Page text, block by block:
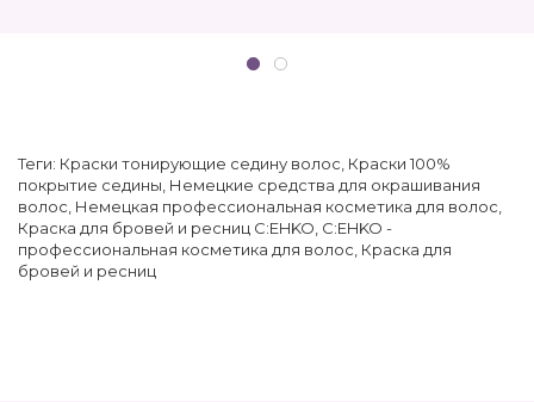
Теги: Краски тонирующие седину волос Краски 100%
покрытие седины Немецкие средства для окрашивания
волос Немецкая профессиональная косметика для волос
Краска для бровей и ресниц C:EHKO C:EHKO -
профессиональная косметика для волос Краска для
бровей и ресниц